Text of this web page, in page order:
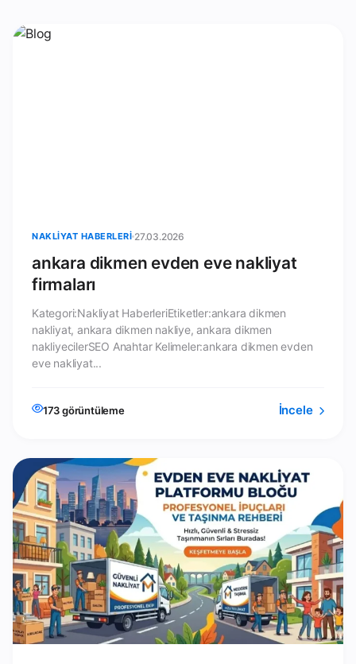
NAKLIYAT HABERLERI 27.03.2026
ankara dikmen evden eve nakliyat
firmaları
Kategori:Nakliyat HaberleriEtiketler:ankara dikmen
nakliyat, ankara dikmen nakliye, ankara dikmen
nakliyecilerSEO Anahtar Kelimeler:ankara dikmen evden
eve nakliyat...
173 görüntüleme İncele